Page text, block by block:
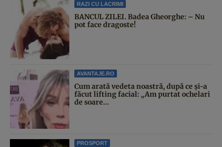
RAZI CU LACRIMI
BANCUL ZILEI. Badea Gheorghe: – Nu
pot face dragoste!
AVANTAJE.RO
Cum arată vedeta noastră, după ce și-a
făcut lifting facial: „Am purtat ochelari
de soare...
PROSPORT